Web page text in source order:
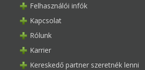
Felhasználói infók
Kapcsolat
Rólunk
Karrier
Kereskedő partner szeretnék lenni